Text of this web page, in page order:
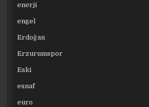
enerji
engel
Erdoğan
Erzurumspor
Eski
esnaf
euro